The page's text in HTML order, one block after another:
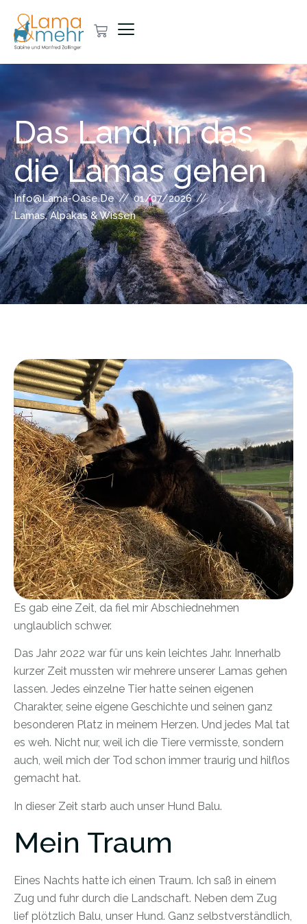
Das Land, in das
die Lamas gehen
Info@lama-Oase.de // 01/07/2026 //
Lamas, Alpakas & Wissen
Es gab eine Zeit, da fiel mir Abschiednehmen
unglaublich schwer.
Das Jahr 2022 war für uns kein leichtes Jahr. Innerhalb
kurzer Zeit mussten wir mehrere unserer Lamas gehen
lassen. Jedes einzelne Tier hatte seinen eigenen
Charakter, seine eigene Geschichte und seinen ganz
besonderen Platz in meinem Herzen. Und jedes Mal tat
es weh. Nicht nur, weil ich die Tiere vermisste, sondern
auch, weil mich der Tod schon immer traurig und hilflos
gemacht hat.
In dieser Zeit starb auch unser Hund Balu.
Mein Traum
Eines Nachts hatte ich einen Traum. Ich saß in einem
Zug und fuhr durch die Landschaft. Neben dem Zug
lief plötzlich Balu, unser Hund. Ganz selbstverständlich,